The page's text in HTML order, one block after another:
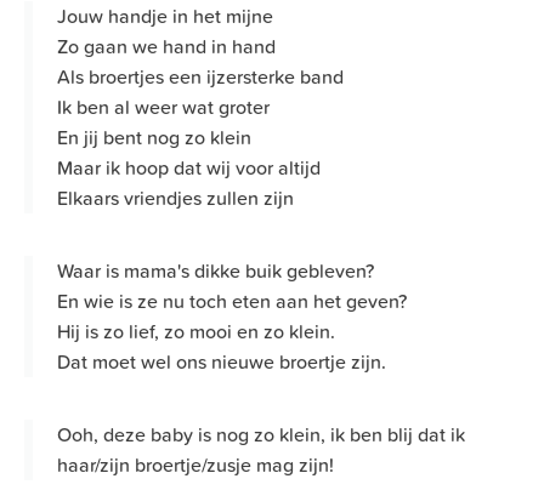
Jouw handje in het mijne
Zo gaan we hand in hand
Als broertjes een ijzersterke band
Ik ben al weer wat groter
En jij bent nog zo klein
Maar ik hoop dat wij voor altijd
Elkaars vriendjes zullen zijn
Waar is mama's dikke buik gebleven?
En wie is ze nu toch eten aan het geven?
Hij is zo lief, zo mooi en zo klein.
Dat moet wel ons nieuwe broertje zijn.
Ooh, deze baby is nog zo klein, ik ben blij dat ik
haar/zijn broertje/zusje mag zijn!